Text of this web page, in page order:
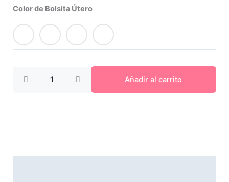
Color de Bolsita Útero
Tu
Bolsita
Cristal
cantidad
Añadir al carrito